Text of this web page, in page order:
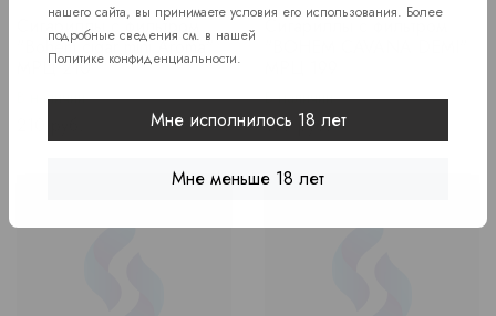
Сигариллы с фильтром
"Bohem cigar mini Aroma"
МРЦ 210
В наличии
Сигариллы с фильтром
В наличии
Price
199 руб.
нашего сайта, вы принимаете условия его использования. Более
подробные сведения см. в нашей
Политике конфиденциальности.
Мне исполнилось 18 лет
Мне меньше 18 лет